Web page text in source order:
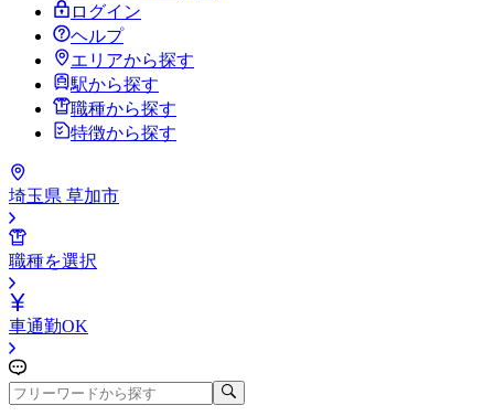
ログイン
ヘルプ
エリアから探す
駅から探す
職種から探す
特徴から探す
埼玉県 草加市
職種を選択
車通勤OK